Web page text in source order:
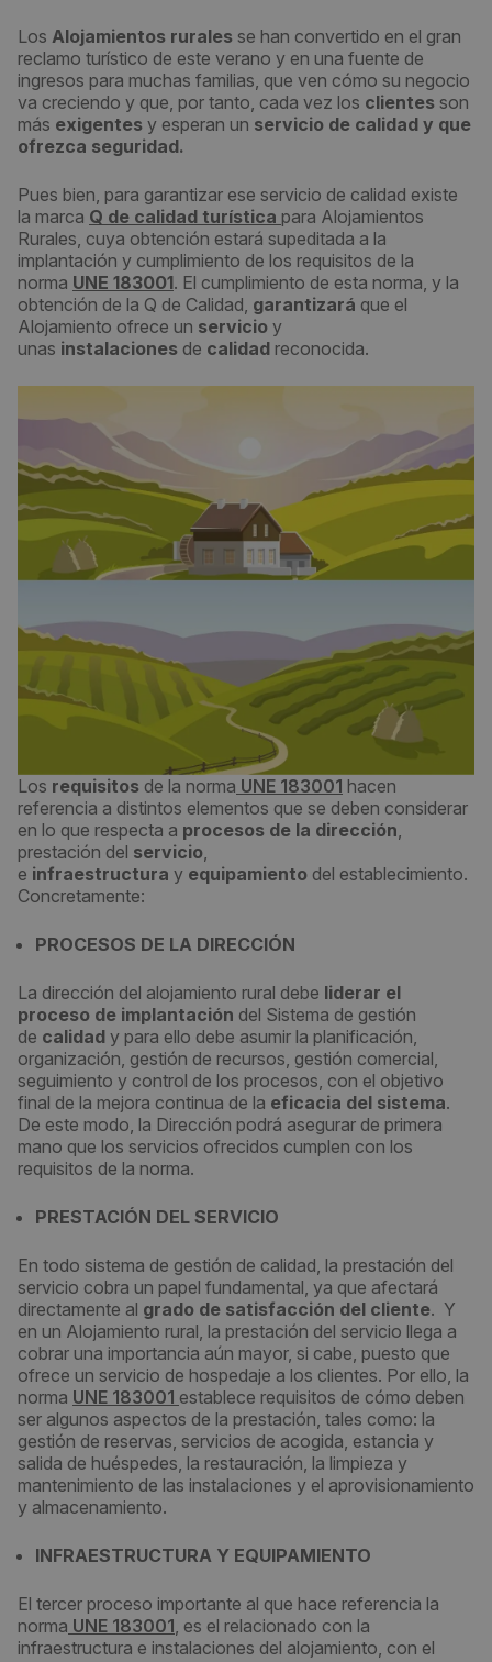
Los Alojamientos rurales se han convertido en el gran
reclamo turístico de este verano y en una fuente de
ingresos para muchas familias, que ven cómo su negocio
va creciendo y que, por tanto, cada vez los clientes son
más exigentes y esperan un servicio de calidad y que
ofrezca seguridad.
Pues bien, para garantizar ese servicio de calidad existe
la marca Q de calidad turística para Alojamientos
Rurales, cuya obtención estará supeditada a la
implantación y cumplimiento de los requisitos de la
norma UNE 183001. El cumplimiento de esta norma, y la
obtención de la Q de Calidad, garantizará que el
Alojamiento ofrece un servicio y
unas instalaciones de calidad reconocida.
Los requisitos de la norma UNE 183001 hacen
referencia a distintos elementos que se deben considerar
en lo que respecta a procesos de la dirección,
prestación del servicio,
e infraestructura y equipamiento del establecimiento.
Concretamente:
PROCESOS DE LA DIRECCIÓN
La dirección del alojamiento rural debe liderar el
proceso de implantación del Sistema de gestión
de calidad y para ello debe asumir la planificación,
organización, gestión de recursos, gestión comercial,
seguimiento y control de los procesos, con el objetivo
final de la mejora continua de la eficacia del sistema.
De este modo, la Dirección podrá asegurar de primera
mano que los servicios ofrecidos cumplen con los
requisitos de la norma.
PRESTACIÓN DEL SERVICIO
En todo sistema de gestión de calidad, la prestación del
servicio cobra un papel fundamental, ya que afectará
directamente al grado de satisfacción del cliente. Y
en un Alojamiento rural, la prestación del servicio llega a
cobrar una importancia aún mayor, si cabe, puesto que
ofrece un servicio de hospedaje a los clientes. Por ello, la
norma UNE 183001 establece requisitos de cómo deben
ser algunos aspectos de la prestación, tales como: la
gestión de reservas, servicios de acogida, estancia y
salida de huéspedes, la restauración, la limpieza y
mantenimiento de las instalaciones y el aprovisionamiento
y almacenamiento.
INFRAESTRUCTURA Y EQUIPAMIENTO
El tercer proceso importante al que hace referencia la
norma UNE 183001, es el relacionado con la
infraestructura e instalaciones del alojamiento, con el